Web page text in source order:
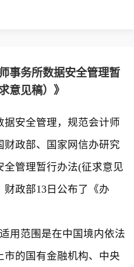
事务所数据安全管理暂
意见稿）》
安全管理，规范会计师
政部、国家网信办研究
管理暂行办法(征求意见
政部13日公布了《办
范围是在中国境内依法
的国有金融机构、中央